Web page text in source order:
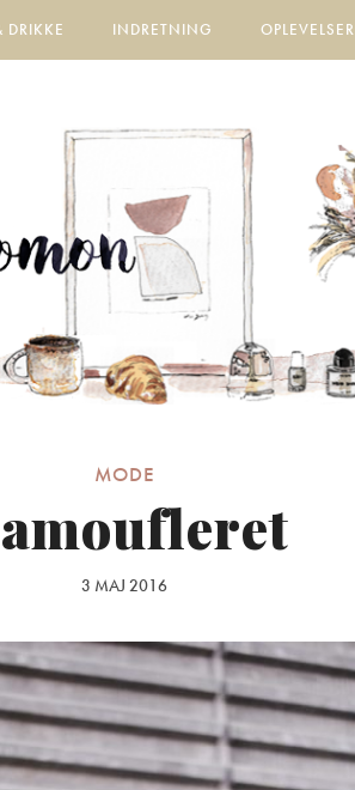
DRIKKE INDRETNING OPLEVELSER
MODE
3 MAJ 2016